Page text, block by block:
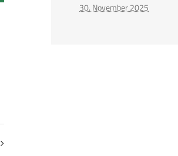
30. November 2025